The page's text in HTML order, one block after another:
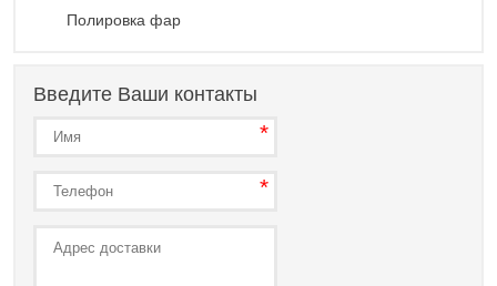
Полировка фар
Введите Ваши контакты